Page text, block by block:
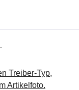
Treiber-Typ,
Artikelfoto.